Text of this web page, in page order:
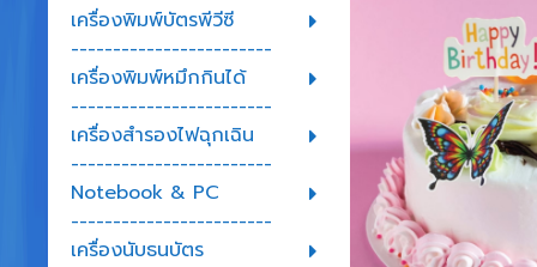
เครื่องพิมพ์บัตรพีวีซี
------------------------
เครื่องพิมพ์หมึกกินได้
------------------------
เครื่องสำรองไฟฉุกเฉิน
------------------------
Notebook & PC
------------------------
เครื่องนับธนบัตร